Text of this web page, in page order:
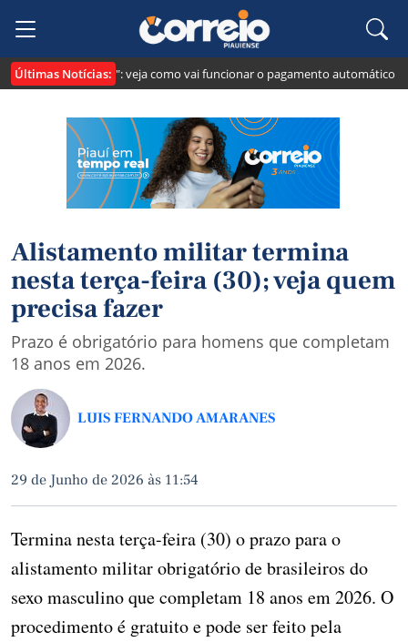
Últimas Notícias:
o "Pix Pensão": veja como vai funcionar o pagamento automático da
Alistamento militar termina
nesta terça-feira (30); veja quem
precisa fazer
Prazo é obrigatório para homens que completam
18 anos em 2026.
LUIS FERNANDO AMARANES
29 de Junho de 2026 às 11:54
Termina nesta terça-feira (30) o prazo para o
alistamento militar obrigatório de brasileiros do
sexo masculino que completam 18 anos em 2026. O
procedimento é gratuito e pode ser feito pela